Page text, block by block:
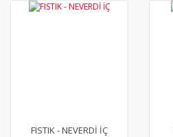
FISTIK - NEVERDİ İÇ